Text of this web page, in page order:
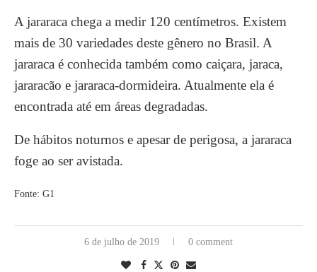
A jararaca chega a medir 120 centímetros. Existem
mais de 30 variedades deste gênero no Brasil. A
jararaca é conhecida também como caiçara, jaraca,
jararacão e jararaca-dormideira. Atualmente ela é
encontrada até em áreas degradadas.
De hábitos noturnos e apesar de perigosa, a jararaca
foge ao ser avistada.
Fonte: G1
6 de julho de 2019 0 comment